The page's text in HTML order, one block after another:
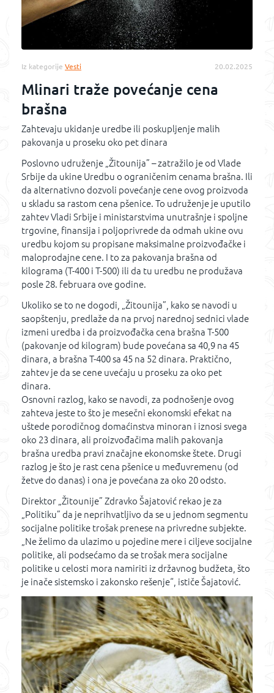
Iz kategorije Vesti 20.02.2025
Mlinari traže povećanje cena
brašna
Zahtevaju ukidanje uredbe ili poskupljenje malih
pakovanja u proseku oko pet dinara
Poslovno udruženje „Žitounija” – zatražilo je od Vlade
Srbije da ukine Uredbu o ograničenim cenama brašna. Ili
da alternativno dozvoli povećanje cene ovog proizvoda
u skladu sa rastom cena pšenice. To udruženje je uputilo
zahtev Vladi Srbije i ministarstvima unutrašnje i spoljne
trgovine, finansija i poljoprivrede da odmah ukine ovu
uredbu kojom su propisane maksimalne proizvođačke i
maloprodajne cene. I to za pakovanja brašna od
kilograma (T-400 i T-500) ili da tu uredbu ne produžava
posle 28. februara ove godine.
Ukoliko se to ne dogodi, „Žitounija”, kako se navodi u
saopštenju, predlaže da na prvoj narednoj sednici vlade
izmeni uredba i da proizvođačka cena brašna T-500
(pakovanje od kilogram) bude povećana sa 40,9 na 45
dinara, a brašna T-400 sa 45 na 52 dinara. Praktično,
zahtev je da se cene uvećaju u proseku za oko pet
dinara.
Osnovni razlog, kako se navodi, za podnošenje ovog
zahteva jeste to što je mesečni ekonomski efekat na
uštede porodičnog domaćinstva minoran i iznosi svega
oko 23 dinara, ali proizvođačima malih pakovanja
brašna uredba pravi značajne ekonomske štete. Drugi
razlog je što je rast cena pšenice u međuvremenu (od
žetve do danas) i ona je povećana za oko 20 odsto.
Direktor „Žitounije” Zdravko Šajatović rekao je za
„Politiku” da je neprihvatljivo da se u jednom segmentu
socijalne politike trošak prenese na privredne subjekte.
„Ne želimo da ulazimo u pojedine mere i ciljeve socijalne
politike, ali podsećamo da se trošak mera socijalne
politike u celosti mora namiriti iz državnog budžeta, što
je inače sistemsko i zakonsko rešenje“, ističe Šajatović.